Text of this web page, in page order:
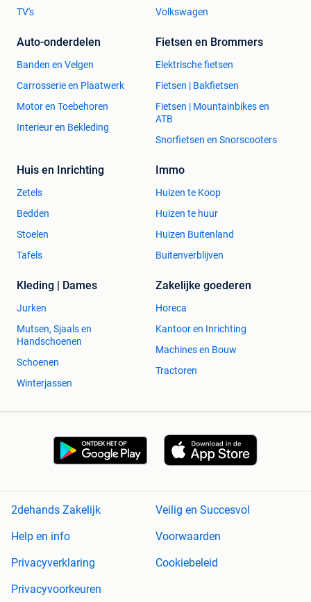
TV's
Volkswagen
Auto-onderdelen
Banden en Velgen
Carrosserie en Plaatwerk
Motor en Toebehoren
Interieur en Bekleding
Fietsen en Brommers
Elektrische fietsen
Fietsen | Bakfietsen
Fietsen | Mountainbikes en
ATB
Snorfietsen en Snorscooters
Huis en Inrichting
Zetels
Bedden
Stoelen
Tafels
Immo
Huizen te Koop
Huizen te huur
Huizen Buitenland
Buitenverblijven
Kleding | Dames
Jurken
Mutsen, Sjaals en
Handschoenen
Schoenen
Winterjassen
Zakelijke goederen
Horeca
Kantoor en Inrichting
Machines en Bouw
Tractoren
2dehands Zakelijk
Veilig en Succesvol
Help en info
Voorwaarden
Privacyverklaring
Cookiebeleid
Privacyvoorkeuren